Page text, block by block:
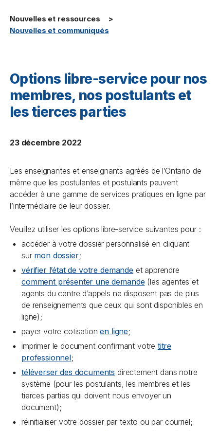
Nouvelles et ressources
Nouvelles et communiqués
Options libre-service pour nos
membres, nos postulants et
les tierces parties
23 décembre 2022
Les enseignantes et enseignants agréés de l’Ontario de
même que les postulantes et postulants peuvent
accéder à une gamme de services pratiques en ligne par
l’intermédiaire de leur dossier.
Veuillez utiliser les options libre-service suivantes pour :
accéder à votre dossier personnalisé en cliquant
sur mon dossier;
vérifier l’état de votre demande et apprendre
comment présenter une demande (les agentes et
agents du centre d’appels ne disposent pas de plus
de renseignements que ceux qui sont disponibles en
ligne);
payer votre cotisationen ligne;
imprimer le document confirmant votre titre
professionnel;
téléverser des documents directement dans notre
système (pour les postulants, les membres et les
tierces parties qui doivent nous envoyer un
document);
réinitialiser votre dossier par texto ou par courriel;